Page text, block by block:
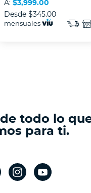
A: $3,999.00
Desde $345.00
mensuales
todo lo
para ti.